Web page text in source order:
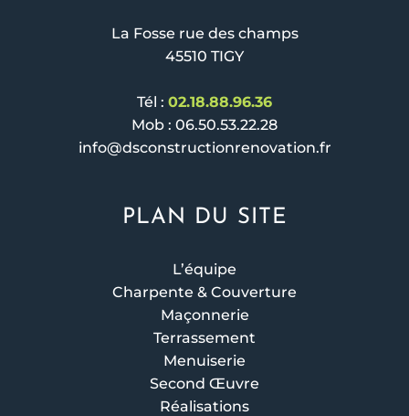
La Fosse rue des champs
45510 TIGY
Tél : 02.18.88.96.36
Mob : 06.50.53.22.28
info@dsconstructionrenovation.fr
PLAN DU SITE
L’équipe
Charpente & Couverture
Maçonnerie
Terrassement
Menuiserie
Second Œuvre
Réalisations